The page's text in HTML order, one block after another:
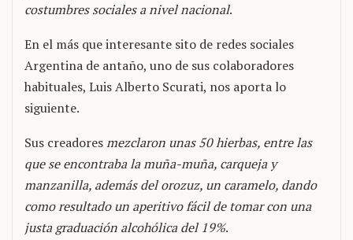
costumbres sociales a nivel nacional.
En el más que interesante sito de redes sociales
Argentina de antaño, uno de sus colaboradores
habituales, Luis Alberto Scurati, nos aporta lo
siguiente.
Sus creadoresmezclaron unas 50 hierbas, entre las
que se encontraba la muña-muña, carqueja y
manzanilla, además del orozuz, un caramelo, dando
como resultado un aperitivo fácil de tomar con una
justa graduación alcohólica del 19%.